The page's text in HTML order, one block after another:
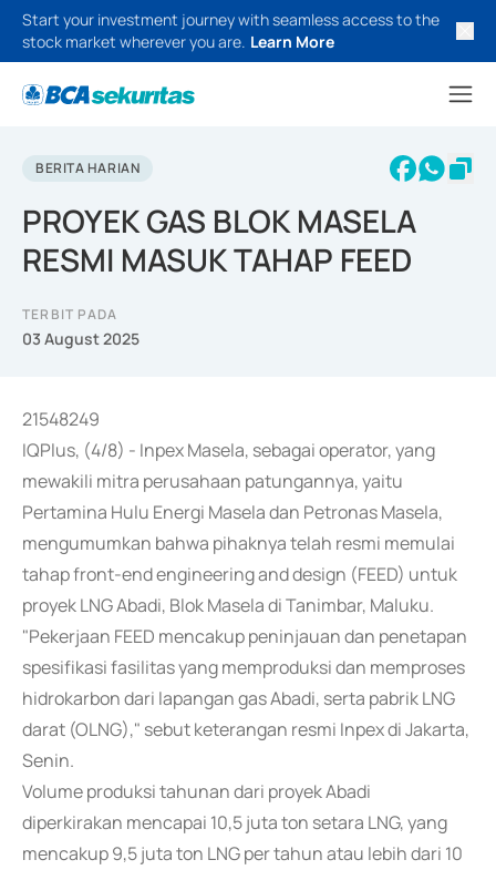
Start your investment journey with seamless access to the
stock market wherever you are. Learn More
BERITA HARIAN
PROYEK GAS BLOK MASELA
RESMI MASUK TAHAP FEED
TERBIT PADA
03 August 2025
21548249
IQPlus, (4/8) - Inpex Masela, sebagai operator, yang
mewakili mitra perusahaan patungannya, yaitu
Pertamina Hulu Energi Masela dan Petronas Masela,
mengumumkan bahwa pihaknya telah resmi memulai
tahap front-end engineering and design (FEED) untuk
proyek LNG Abadi, Blok Masela di Tanimbar, Maluku.
"Pekerjaan FEED mencakup peninjauan dan penetapan
spesifikasi fasilitas yang memproduksi dan memproses
hidrokarbon dari lapangan gas Abadi, serta pabrik LNG
darat (OLNG)," sebut keterangan resmi Inpex di Jakarta,
Senin.
Volume produksi tahunan dari proyek Abadi
diperkirakan mencapai 10,5 juta ton setara LNG, yang
mencakup 9,5 juta ton LNG per tahun atau lebih dari 10